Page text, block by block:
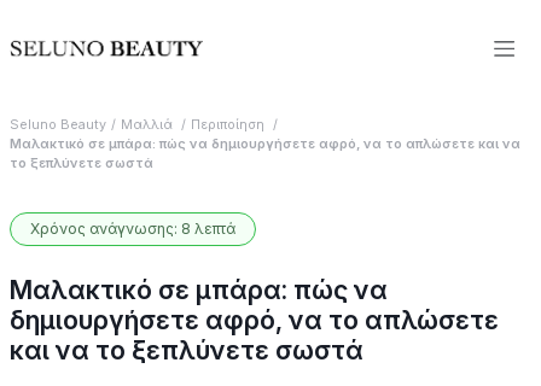
Seluno Beauty Μαλλιά
Περιποίηση
Μαλακτικό σε μπάρα: πώς να δημιουργήσετε αφρό, να το απλώσετε και να
το ξεπλύνετε σωστά
Χρόνος ανάγνωσης: 8 λεπτά
Μαλακτικό σε μπάρα: πώς να
δημιουργήσετε αφρό, να το απλώσετε
και να το ξεπλύνετε σωστά